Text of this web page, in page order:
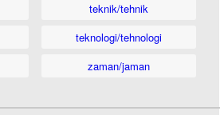
teknik/tehnik
teknologi/tehnologi
zaman/jaman